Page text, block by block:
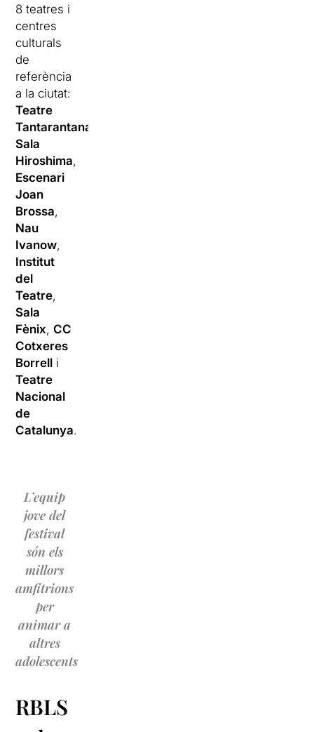
8 teatres i
centres
culturals
de
referència
a la ciutat:
Teatre
Tantarantana
Sala
Hiroshima,
Escenari
Joan
Brossa,
Nau
Ivanow,
Institut
del
Teatre,
Sala
Fènix,CC
Cotxeres
Borrell i
Teatre
Nacional
de
Catalunya.
L’equip
jove del
festival
són els
millors
amfitrions
per
animar a
altres
adolescents
RBLS